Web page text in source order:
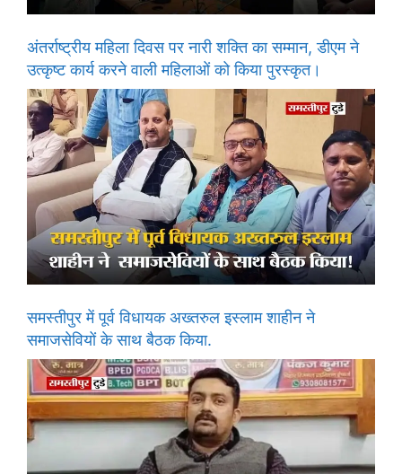
अंतर्राष्ट्रीय महिला दिवस पर नारी शक्ति का सम्मान, डीएम ने
उत्कृष्ट कार्य करने वाली महिलाओं को किया पुरस्कृत।
समस्तीपुर में पूर्व विधायक अख्तरुल इस्लाम शाहीन ने
समाजसेवियों के साथ बैठक किया.